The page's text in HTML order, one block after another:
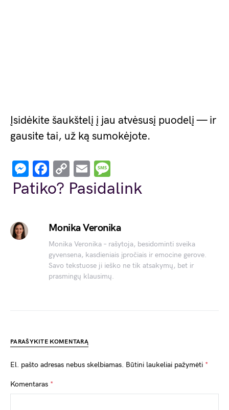
Įsidėkite šaukštelį į jau atvėsusį puodelį — ir
gausite tai, už ką sumokėjote.
Messenger
Facebook
Copy
Link
Email
Patiko? Pasidalink
Monika Veronika
Monika Veronika – rašytoja, besidominti sveika
gyvensena, kasdieniais įpročiais ir emocine gerove.
Savo tekstuose ji ieško ne tik atsakymų, bet ir
prasmingų klausimų.
PARAŠYKITE KOMENTARĄ
El. pašto adresas nebus skelbiamas. Būtini laukeliai pažymėti *
Komentaras *